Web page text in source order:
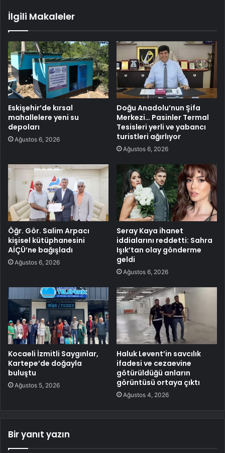
İlgili Makaleler
Eskişehir’de kırsal
mahallelere yeni su
depoları
Ağustos 6, 2026
Doğu Anadolu’nun Şifa
Merkezi… Pasinler Termal
Tesisleri yerli ve yabancı
turistleri ağırlıyor
Ağustos 6, 2026
Öğr. Gör. Salim Arpacı
kişisel kütüphanesini
AİÇÜ’ne bağışladı
Ağustos 6, 2026
Seray Kaya ihanet
iddialarını reddetti: Sahra
Işık’tan olay gönderme
geldi
Ağustos 6, 2026
Kocaeli İzmitli Saygınlar,
Kartepe’de doğayla
buluştu
Ağustos 5, 2026
Haluk Levent’in savcılık
ifadesi ve cezaevine
götürüldüğü anların
görüntüsü ortaya çıktı
Ağustos 4, 2026
Bir yanıt yazın